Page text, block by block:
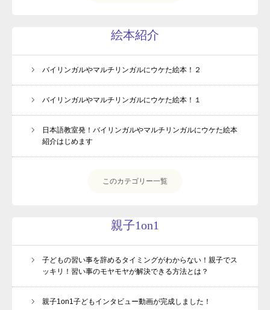
絵本紹介
バイリンガルやマルチリンガルにウケた絵本！２
バイリンガルやマルチリンガルにウケた絵本！１
日本語教室発！バイリンガルやマルチリンガルにウケた絵本
紹介はじめます
このカテゴリー一覧
親子1on1
子どもの習い事を辞めるタイミングがわからない！親子でス
ッキリ！習い事のモヤモヤが解決できる方法とは？
親子1on1子どもインタビュー動画が完成しました！